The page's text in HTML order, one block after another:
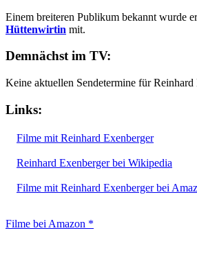
Einem breiteren Publikum bekannt wurde
Hüttenwirtin mit.
Demnächst im TV:
Keine aktuellen Sendetermine für Reinhard
Links:
Filme mit Reinhard Exenberger
Reinhard Exenberger bei Wikipedia
Filme mit Reinhard Exenberger bei
Filme bei Amazon *